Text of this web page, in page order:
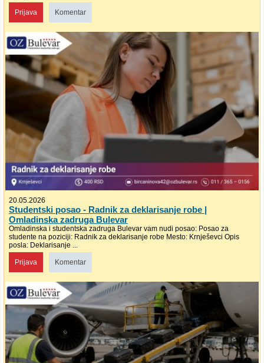
Prijava Komentar
20.05.2026
Studentski posao - Radnik za deklarisanje robe |
Omladinska zadruga Bulevar
Omladinska i studentska zadruga Bulevar vam nudi posao: Posao za
studente na poziciji: Radnik za deklarisanje robe Mesto: Krnješevci Opis
posla: Deklarisanje ...
Prijava Komentar